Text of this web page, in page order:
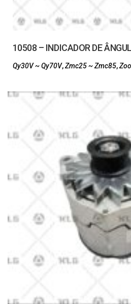
10508 – INDICADOR DE
Qy30V ~ Qy70V,Zmc25 ~ Zmc85,